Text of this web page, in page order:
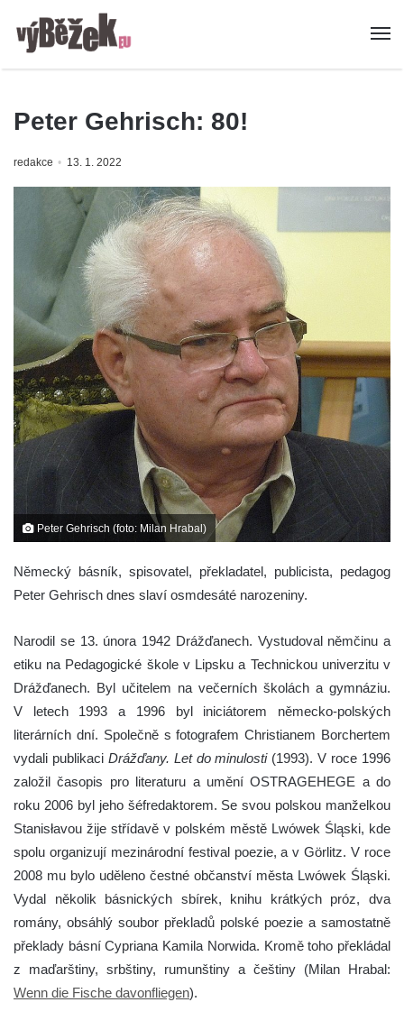
Peter Gehrisch: 80!
redakce 13. 1. 2022
Peter Gehrisch (foto: Milan Hrabal)
Německý básník, spisovatel, překladatel, publicista, pedagog
Peter Gehrisch dnes slaví osmdesáté narozeniny.
Narodil se 13. února 1942 Drážďanech. Vystudoval němčinu a
etiku na Pedagogické škole v Lipsku a Technickou univerzitu v
Drážďanech. Byl učitelem na večerních školách a gymnáziu.
V letech 1993 a 1996 byl iniciátorem německo-polských
literárních dní. Společně s fotografem Christianem Borchertem
vydali publikaci Drážďany. Let do minulosti(1993). V roce 1996
založil časopis pro literaturu a umění OSTRAGEHEGE a do
roku 2006 byl jeho šéfredaktorem. Se svou polskou manželkou
Stanisłavou žije střídavě v polském městě Lwówek Śląski, kde
spolu organizují mezinárodní festival poezie, a v Görlitz. V roce
2008 mu bylo uděleno čestné občanství města Lwówek Śląski.
Vydal několik básnických sbírek, knihu krátkých próz, dva
romány, obsáhlý soubor překladů polské poezie a samostatně
překlady básní Cypriana Kamila Norwida. Kromě toho překládal
z maďarštiny, srbštiny, rumunštiny a češtiny (Milan Hrabal:
Wenn die Fische davonfliegen).